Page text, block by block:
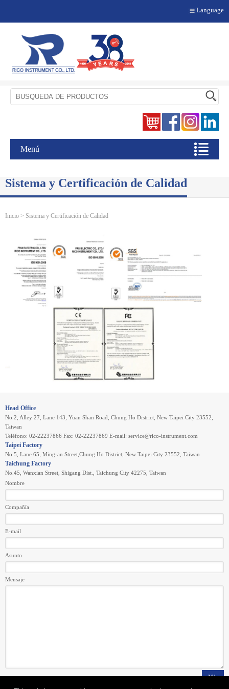
Menú
Language
Sistema y Certificación de Calidad
Inicio > Sistema y Certificación de Calidad
Head Office
No.2, Alley 27, Lane 143, Yuan Shan Road, Chung Ho District, New Taipei City 23552,
Taiwan
Teléfono: 02-22237866 Fax: 02-22237869 E-mail: service@rico-instrument.com
Taipei Factory
No.5, Lane 65, Ming-an Street,Chung Ho District, New Taipei City 23552, Taiwan
Taichung Factory
No.45, Wanxian Street, Shigang Dist., Taichung City 42275, Taiwan
Nombre
Compañía
E-mail
Asunto
Mensaje
Más